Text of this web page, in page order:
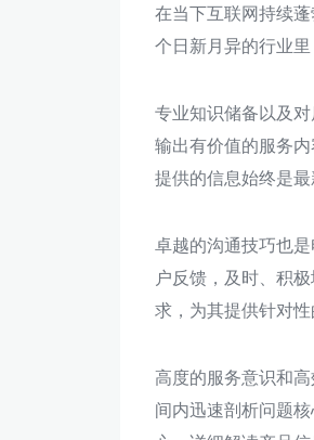
在当下互联网持续
个日新月异的行业
专业知识储备以及
输出有价值的服务
提供的信息始终是
卓越的沟通技巧也
户反馈，及时、积
求，为其提供针对
高度的服务意识和
间内迅速剖析问题